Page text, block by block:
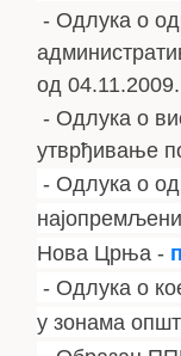
- Одлука о
од
- Одлука о
утврђивање
- Одлука о
Нова Црња -
- Одлука о
у зонама